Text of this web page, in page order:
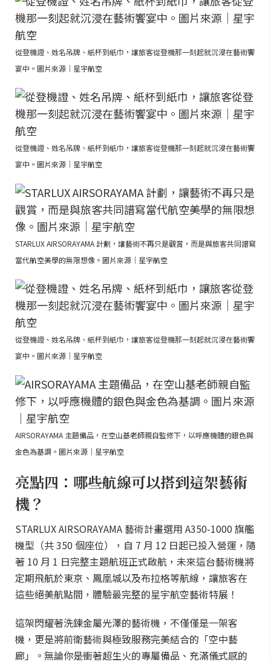
從登機證、姓名吊牌、紙杯到紙巾，讓旅客從登機那一刻起就沉浸在藝術饗
宴中。圖片來源｜星宇航空
從登機證、姓名吊牌、紙杯到紙巾，讓旅客從登機那一刻起就沉浸在藝術饗
宴中。圖片來源｜星宇航空
STARLUX AIRSORAYAMA 計劃，讓藝術不再只是觀賞，而是與旅客共同譜寫
當代航空美學的無限想像。圖片來源｜星宇航空
從登機證、姓名吊牌、紙杯到紙巾，讓旅客從登機那一刻起就沉浸在藝術饗
宴中。圖片來源｜星宇航空
AIRSORAYAMA 主題備品，在空山基老師親自監修下，以呼應機體的銀色與
金色為基調。圖片來源｜星宇航空
亮點四：哪些航線可以搭到這架藝術
機？
STARLUX AIRSORAYAMA 藝術計畫選用 A350-1000 旗艦
機型（共 350 個座位），自 7 月 12 日起已投入營運，隨
著 10 月 1 日完整主題航班正式啟航，未來這台藝術機將
定期飛航於東京、鳳凰城以及布拉格等航線，讓旅客在
這些絕美航點間，體驗最完整的星宇航空藝術特展！
這架閃耀著洗鍊金屬光澤的藝術機，不僅僅是一架客
機，更是將前衛藝術與極致服務完美結合的「空中藝
廊」。無論你是衝著超生火的專屬備品、充滿儀式感的